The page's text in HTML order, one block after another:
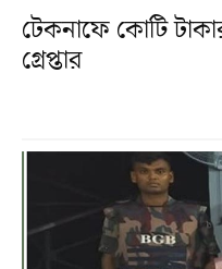
টেকনাফে কোটি
গ্রেপ্তার